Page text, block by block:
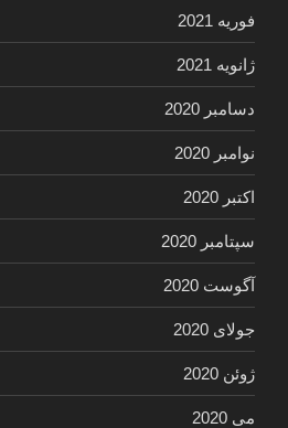
فوریه 2021
ژانویه 2021
دسامبر 2020
نوامبر 2020
اکتبر 2020
سپتامبر 2020
آگوست 2020
جولای 2020
ژوئن 2020
می 2020